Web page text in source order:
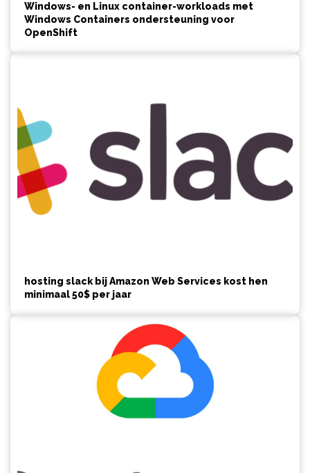
Windows- en Linux container-workloads met
Windows Containers ondersteuning voor
OpenShift
hosting slack bij Amazon Web Services kost hen
minimaal 50$ per jaar